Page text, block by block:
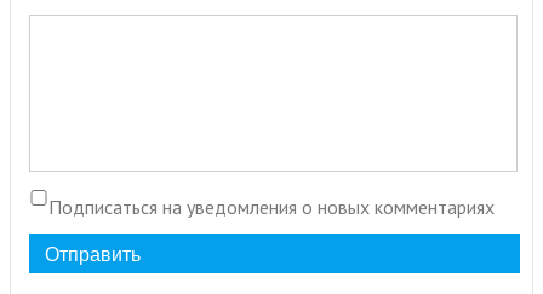
Подписаться на уведомления о новых комментариях
Отправить